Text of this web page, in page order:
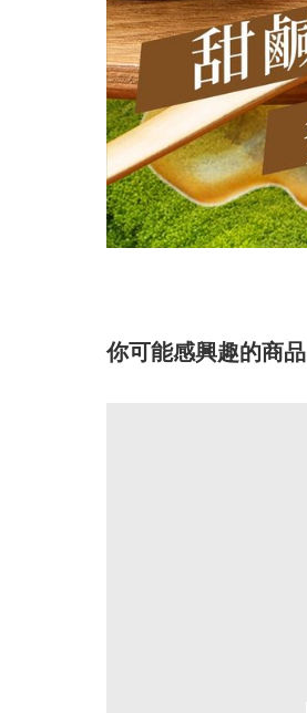
你可能感興趣的商品